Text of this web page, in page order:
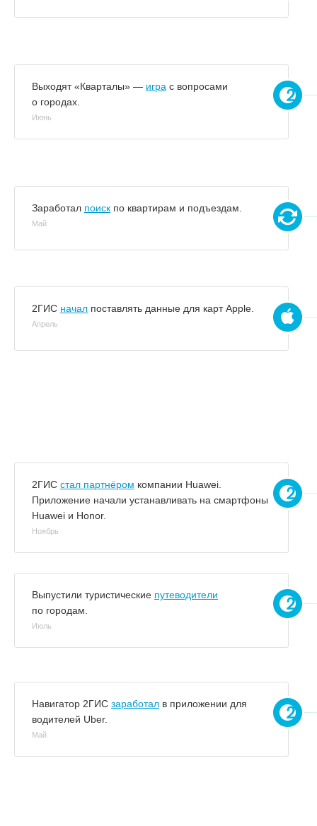
Выходят «Кварталы» — игра с вопросами
о городах.
Июнь
Заработал поиск по квартирам и подъездам.
Май
2ГИС начал поставлять данные для карт Apple.
Апрель
2ГИС стал партнёром компании Huawei.
Приложение начали устанавливать на смартфоны
Huawei и Honor.
Ноябрь
Выпустили туристические путеводители
по городам.
Июль
Навигатор 2ГИС заработал в приложении для
водителей Uber.
Май